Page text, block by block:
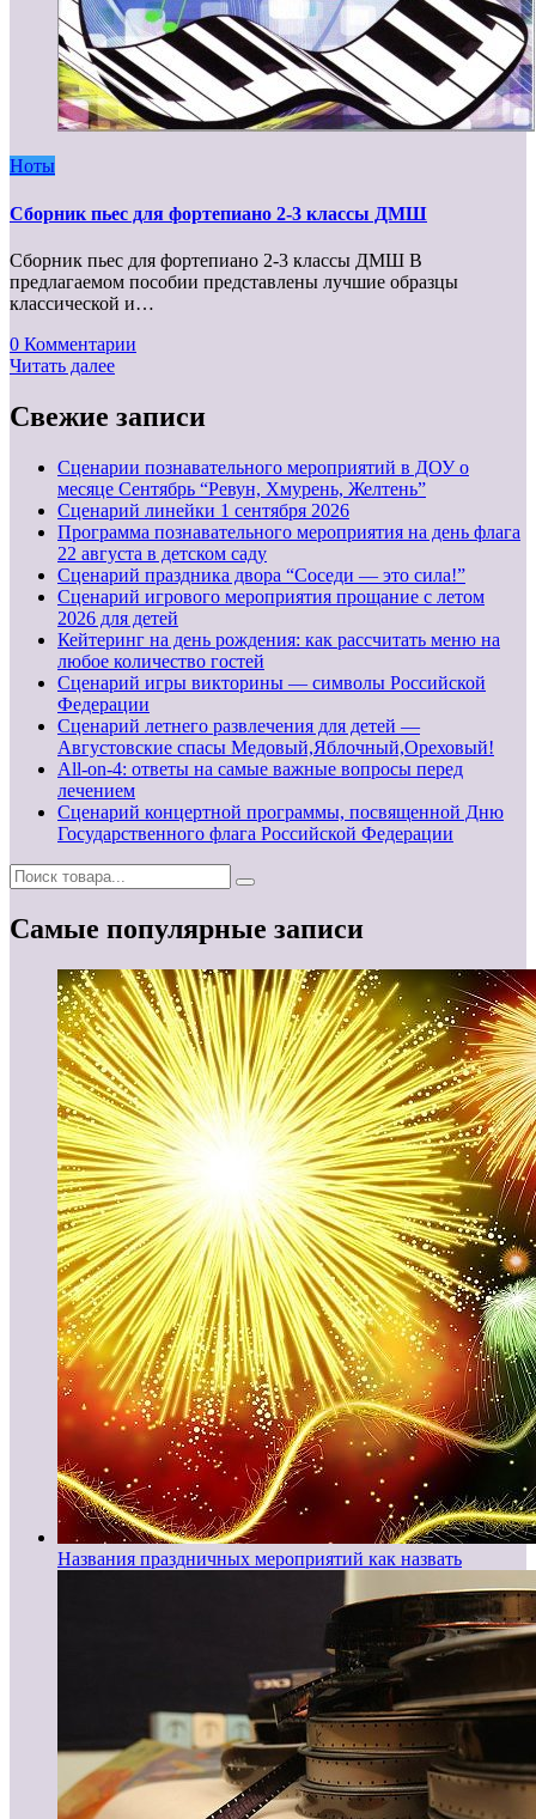
Ноты
Сборник пьес для фортепиано 2-3 классы ДМШ
Сборник пьес для фортепиано 2-3 классы ДМШ В
предлагаемом пособии представлены лучшие образцы
классической и…
0 Комментарии
Читать далее
Свежие записи
Сценарии познавательного мероприятий в ДОУ о
месяце Сентябрь “Ревун, Хмурень, Желтень”
Cценарий линейки 1 сентября 2026
Программа познавательного мероприятия на день флага
22 августа в детском саду
Сценарий праздника двора “Соседи — это сила!”
Сценарий игрового мероприятия прощание с летом
2026 для детей
Кейтеринг на день рождения: как рассчитать меню на
любое количество гостей
Сценарий игры викторины — символы Российской
Федерации
Сценарий летнего развлечения для детей —
Августовские спасы Медовый,Яблочный,Ореховый!
All-on-4: ответы на самые важные вопросы перед
лечением
Сценарий концертной программы, посвященной Дню
Государственного флага Российской Федерации
Самые популярные записи
Названия праздничных мероприятий как назвать